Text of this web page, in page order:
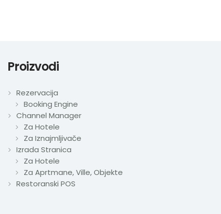
Proizvodi
Rezervacija
Booking Engine
Channel Manager
Za Hotele
Za Iznajmljivače
Izrada Stranica
Za Hotele
Za Aprtmane, Ville, Objekte
Restoranski POS